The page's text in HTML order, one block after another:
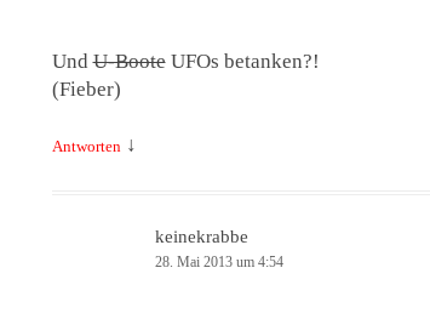
UndU-BooteUFOs betanken?!
(Fieber)
Antworten ↓
keinekrabbe
28. Mai 2013 um 4:54